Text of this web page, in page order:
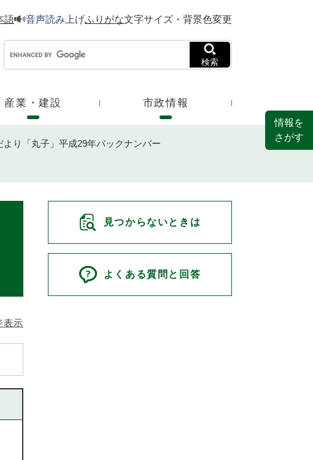
語 音声読み上げふりがな文字サイズ・背景色変更
検索
産業・建設 市政情報
り「丸子」平成29年バックナンバー
表示
見つからないときは
よくある質問と回答
情報を
さがす